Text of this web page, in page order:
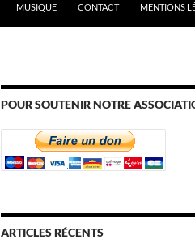
MUSIQUE CONTACT MENTIONS
POUR SOUTENIR NOTRE
ARTICLES RÉCENTS